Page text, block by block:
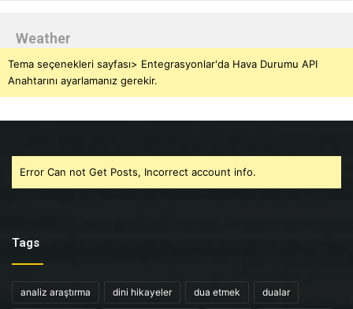
Weather
Tema seçenekleri sayfası> Entegrasyonlar'da Hava Durumu API
Anahtarını ayarlamanız gerekir.
Error Can not Get Posts, Incorrect account info.
Tags
analiz araştırma dini hikayeler dua etmek dualar